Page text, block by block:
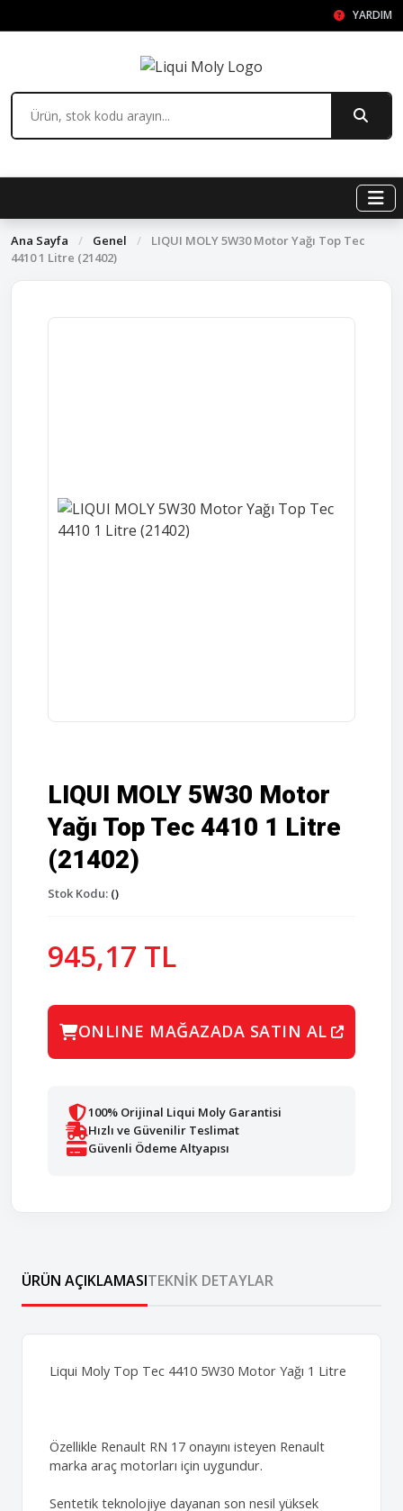
YARDIM
Ana Sayfa / Genel /
LIQUI MOLY 5W30 Motor Yağı Top Tec
4410 1 Litre (21402)
LIQUI MOLY 5W30 Motor
Yağı Top Tec 4410 1 Litre
(21402)
Stok Kodu: ()
945,17 TL
ONLINE MAĞAZADA SATIN AL
100% Orijinal Liqui Moly Garantisi
Hızlı ve Güvenilir Teslimat
Güvenli Ödeme Altyapısı
ÜRÜN AÇIKLAMASITEKNIK DETAYLAR
Liqui Moly Top Tec 4410 5W30 Motor Yağı 1 Litre
Özellikle Renault RN 17 onayını isteyen Renault
marka araç motorları için uygundur.
Sentetik teknolojiye dayanan son nesil yüksek